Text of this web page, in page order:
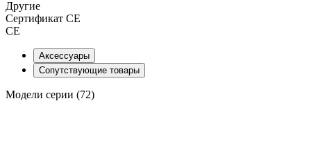
Другие
Сертификат CE
CE
Аксессуары
Сопутствующие товары
Модели серии (72)